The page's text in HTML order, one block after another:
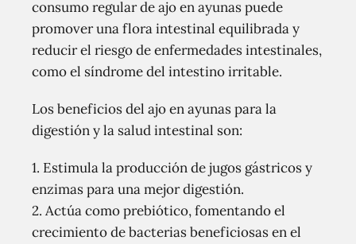
consumo regular de ajo en ayunas puede
promover una flora intestinal equilibrada y
reducir el riesgo de enfermedades intestinales,
como el síndrome del intestino irritable.
Los beneficios del ajo en ayunas para la
digestión y la salud intestinal son:
1. Estimula la producción de jugos gástricos y
enzimas para una mejor digestión.
2. Actúa como prebiótico, fomentando el
crecimiento de bacterias beneficiosas en el